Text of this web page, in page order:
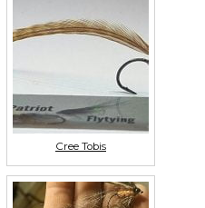
Cree Tobis